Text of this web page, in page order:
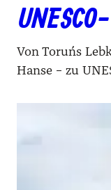
Von Toruńs
Hanse – zu